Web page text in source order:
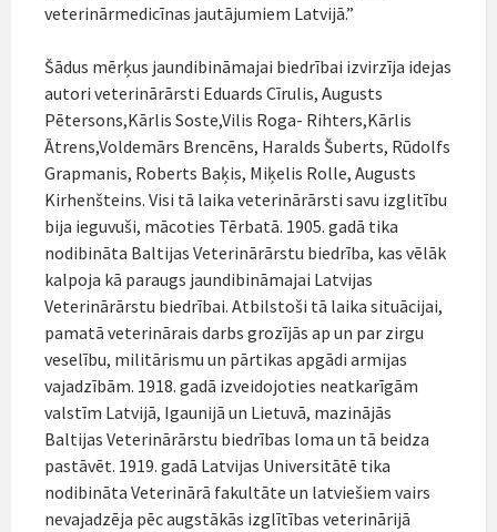
veterinārmedicīnas jautājumiem Latvijā.”
Šādus mērķus jaundibināmajai biedrībai izvirzīja idejas
autori veterinārārsti Eduards Cīrulis, Augusts
Pētersons,Kārlis Soste,Vilis Roga- Rihters,Kārlis
Ātrens,Voldemārs Brencēns, Haralds Šuberts, Rūdolfs
Grapmanis, Roberts Baķis, Miķelis Rolle, Augusts
Kirhenšteins. Visi tā laika veterinārārsti savu izglitību
bija ieguvuši, mācoties Tērbatā. 1905. gadā tika
nodibināta Baltijas Veterinārārstu biedrība, kas vēlāk
kalpoja kā paraugs jaundibināmajai Latvijas
Veterinārārstu biedrībai. Atbilstoši tā laika situācijai,
pamatā veterinārais darbs grozījās ap un par zirgu
veselību, militārismu un pārtikas apgādi armijas
vajadzībām. 1918. gadā izveidojoties neatkarīgām
valstīm Latvijā, Igaunijā un Lietuvā, mazinājās
Baltijas Veterinārārstu biedrības loma un tā beidza
pastāvēt. 1919. gadā Latvijas Universitātē tika
nodibināta Veterinārā fakultāte un latviešiem vairs
nevajadzēja pēc augstākās izglītības veterinārijā